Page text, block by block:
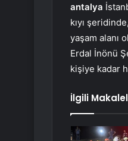
antalya
kıyı
yaşam alanı
Erdal İnönü
kişiye kadar
İlgili